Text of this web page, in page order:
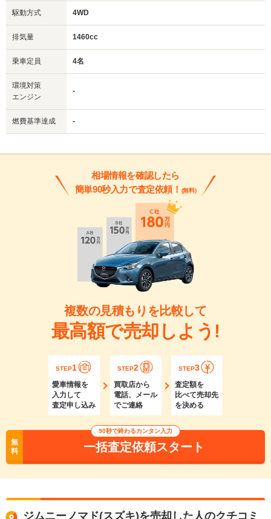
駆動方式 4WD
排気量 1460cc
乗車定員 4名
環境対策
エンジン
-
燃費基準達成 -
相場情報を確認したら
簡単90秒入力で査定依頼！ (無料)
複数の見積もりを比較して
最高額で売却しよう!
STEP1
愛車情報を
入力して
査定申し込み
STEP2
買取店から
電話、メール
でご連絡
STEP3
査定額を
比べて売却先
を決める
無
料
90秒で終わるカンタン入力
一括査定依頼スタート
ジムニーノマド(スズキ)を売却した人のクチコミ